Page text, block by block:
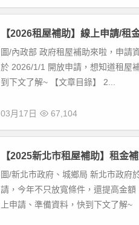
【2026租屋補助】線上申請/租
圖/內政部 政府租屋補助來啦，申請
於 2026/1/1 開放申請，想知道租屋
到下文了解~ 【文章目錄】 2...
03月17日 67,104
【2025新北市租屋補助】租金
圖/新北市政府、城鄉局 新北市政府
請，今年不只放寬條件，還提高金
上申請、準備資料，快到下文了解~